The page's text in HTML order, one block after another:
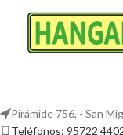
Pirámide 756, - San
Teléfonos: 95722